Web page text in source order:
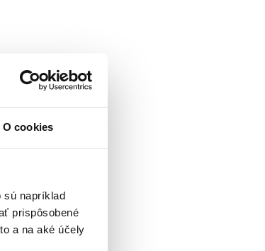
O cookies
sú napríklad
prispôsobené
a na aké účely